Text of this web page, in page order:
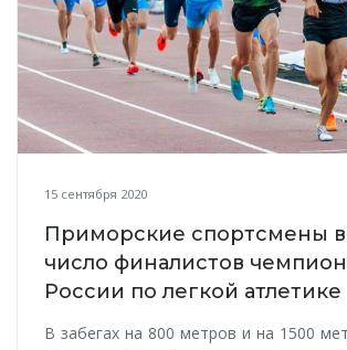
15 сентября 2020
Приморские спортсмены
число финалистов
России по легкой атлетике
В забегах на 800 метров и на 1500